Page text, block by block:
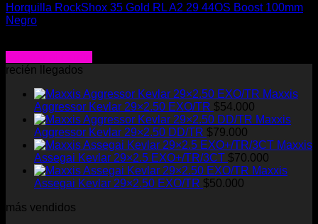
Horquilla RockShox 35 Gold RL A2 29 44OS Boost 100mm
Negro
recién llegados
Maxxis
Aggressor Kevlar 29×2.50 EXO/TR $54.000
Maxxis
Aggressor Kevlar 29×2.50 DD/TR $79.000
Maxxis
Assegai Kevlar 29×2.5 EXO+/TR/3CT $70.000
Maxxis
Assegai Kevlar 29×2.50 EXO/TR $50.000
más vendidos